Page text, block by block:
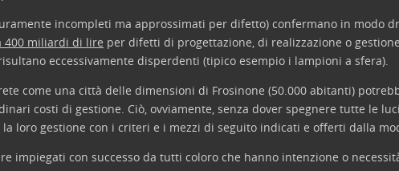
incompleti ma approssimati per difetto) confermano in modo
400 miliardi di lire per difetti di progettazione, di realizzazione o
eccessivamente disperdenti (tipico esempio i lampioni a sfera).
come una città delle dimensioni di Frosinone (50.000 abitanti)
costi di gestione. Ciò, ovviamente, senza dover spegnere tutte le
loro gestione con i criteri e i mezzi di seguito indicati e offerti dalla
impiegati con successo da tutti coloro che hanno intenzione o